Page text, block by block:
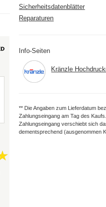
Sicherheitsdatenblätter
Reparaturen
Info-Seiten
Kränzle
** Die Angaben zum Lieferdatum
Zahlungseingang am Tag des
Zahlungseingang verschiebt sich
dementsprechend (ausgenommen